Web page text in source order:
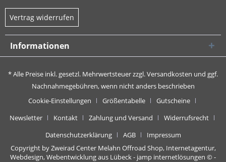
Vertrag widerrufen
Informationen
* Alle Preise inkl. gesetzl. Mehrwertsteuer zzgl.Versandkosten und ggf.
Nachnahmegebühren, wenn nicht anders beschrieben
Cookie-Einstellungen
Größentabelle
Gutscheine
Newsletter
Kontakt Zahlung und Versand
Widerrufsrecht
Datenschutzerklärung
AGB
Impressum
Copyright by Zweirad Center Melahn Offroad Shop, Internetagentur,
Webdesign, Webentwicklung aus Lübeck - jamp internetlösungen © -